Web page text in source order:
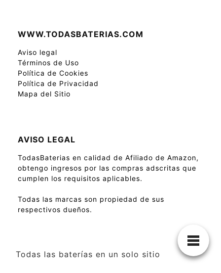
WWW.TODASBATERIAS.COM
Aviso legal
Términos de Uso
Política de Cookies
Política de Privacidad
Mapa del Sitio
AVISO LEGAL
TodasBaterias en calidad de Afiliado de Amazon,
obtengo ingresos por las compras adscritas que
cumplen los requisitos aplicables.
Todas las marcas son propiedad de sus
respectivos dueños.
Todas las baterías en un solo sitio